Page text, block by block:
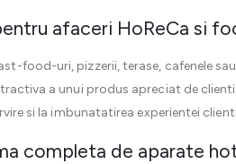
afaceri HoReCa si
food-uri, pizzerii, terase, cafenele
a unui produs apreciat de
si la imbunatatirea experientei
completa de aparate